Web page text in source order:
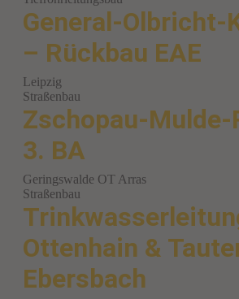
General-Olbricht-
– Rückbau EAE
Leipzig
Straßenbau
Zschopau-Mulde-
3. BA
Geringswalde OT Arras
Straßenbau
Ottenhain &
Ebersbach